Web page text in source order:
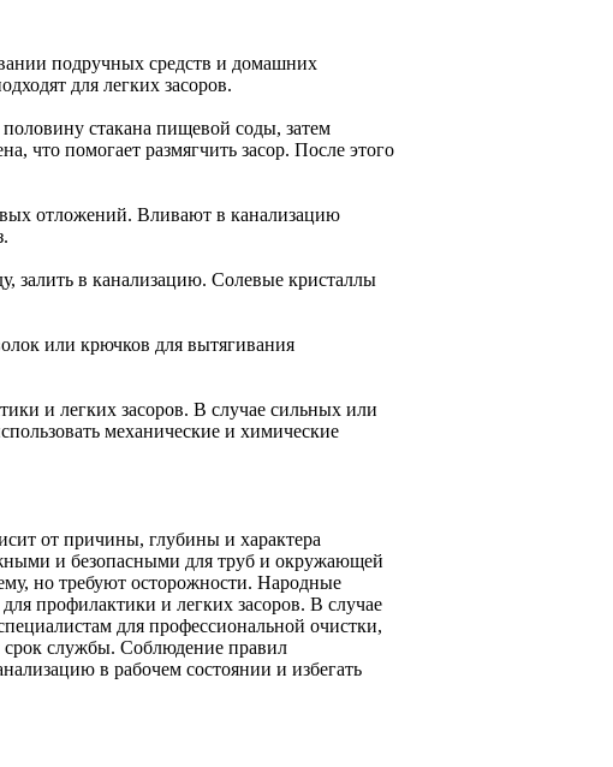
подручных средств и домашних
для легких засоров.
стакана пищевой соды, затем
что помогает размягчить засор. После этого
отложений. Вливают в канализацию
залить в канализацию. Солевые кристаллы
или крючков для вытягивания
и легких засоров. В случае сильных или
механические и химические
от причины, глубины и характера
и безопасными для труб и окружающей
но требуют осторожности. Народные
профилактики и легких засоров. В случае
для профессиональной очистки,
срок службы. Соблюдение правил
в рабочем состоянии и избегать